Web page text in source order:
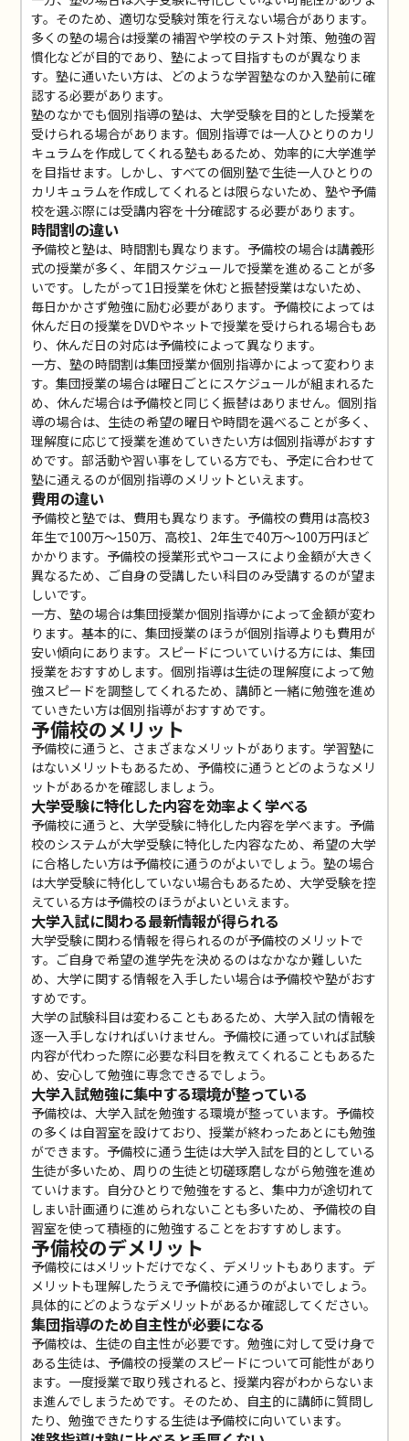
す。そのため、適切な受験対策を行えない場合があります。
多くの塾の場合は授業の補習や学校のテスト対策、勉強の習
慣化などが目的であり、塾によって目指すものが異なりま
す。塾に通いたい方は、どのような学習塾なのか入塾前に確
認する必要があります。
塾のなかでも個別指導の塾は、大学受験を目的とした授業を
受けられる場合があります。個別指導では一人ひとりのカリ
キュラムを作成してくれる塾もあるため、効率的に大学進学
を目指せます。しかし、すべての個別塾で生徒一人ひとりの
カリキュラムを作成してくれるとは限らないため、塾や予備
校を選ぶ際には受講内容を十分確認する必要があります。
時間割の違い
予備校と塾は、時間割も異なります。予備校の場合は講義形
式の授業が多く、年間スケジュールで授業を進めることが多
いです。したがって1日授業を休むと振替授業はないため、
毎日かかさず勉強に励む必要があります。予備校によっては
休んだ日の授業をDVDやネットで授業を受けられる場合もあ
り、休んだ日の対応は予備校によって異なります。
一方、塾の時間割は集団授業か個別指導かによって変わりま
す。集団授業の場合は曜日ごとにスケジュールが組まれるた
め、休んだ場合は予備校と同じく振替はありません。個別指
導の場合は、生徒の希望の曜日や時間を選べることが多く、
理解度に応じて授業を進めていきたい方は個別指導がおすす
めです。部活動や習い事をしている方でも、予定に合わせて
塾に通えるのが個別指導のメリットといえます。
費用の違い
予備校と塾では、費用も異なります。予備校の費用は高校3
年生で100万～150万、高校1、2年生で40万～100万円ほど
かかります。予備校の授業形式やコースにより金額が大きく
異なるため、ご自身の受講したい科目のみ受講するのが望ま
しいです。
一方、塾の場合は集団授業か個別指導かによって金額が変わ
ります。基本的に、集団授業のほうが個別指導よりも費用が
安い傾向にあります。スピードについていける方には、集団
授業をおすすめします。個別指導は生徒の理解度によって勉
強スピードを調整してくれるため、講師と一緒に勉強を進め
ていきたい方は個別指導がおすすめです。
予備校のメリット
予備校に通うと、さまざまなメリットがあります。学習塾に
はないメリットもあるため、予備校に通うとどのようなメリ
ットがあるかを確認しましょう。
大学受験に特化した内容を効率よく学べる
予備校に通うと、大学受験に特化した内容を学べます。予備
校のシステムが大学受験に特化した内容なため、希望の大学
に合格したい方は予備校に通うのがよいでしょう。塾の場合
は大学受験に特化していない場合もあるため、大学受験を控
えている方は予備校のほうがよいといえます。
大学入試に関わる最新情報が得られる
大学受験に関わる情報を得られるのが予備校のメリットで
す。ご自身で希望の進学先を決めるのはなかなか難しいた
め、大学に関する情報を入手したい場合は予備校や塾がおす
すめです。
大学の試験科目は変わることもあるため、大学入試の情報を
逐一入手しなければいけません。予備校に通っていれば試験
内容が代わった際に必要な科目を教えてくれることもあるた
め、安心して勉強に専念できるでしょう。
大学入試勉強に集中する環境が整っている
予備校は、大学入試を勉強する環境が整っています。予備校
の多くは自習室を設けており、授業が終わったあとにも勉強
ができます。予備校に通う生徒は大学入試を目的としている
生徒が多いため、周りの生徒と切磋琢磨しながら勉強を進め
ていけます。自分ひとりで勉強をすると、集中力が途切れて
しまい計画通りに進められないことも多いため、予備校の自
習室を使って積極的に勉強することをおすすめします。
予備校のデメリット
予備校にはメリットだけでなく、デメリットもあります。デ
メリットも理解したうえで予備校に通うのがよいでしょう。
具体的にどのようなデメリットがあるか確認してください。
集団指導のため自主性が必要になる
予備校は、生徒の自主性が必要です。勉強に対して受け身で
ある生徒は、予備校の授業のスピードについて可能性があり
ます。一度授業で取り残されると、授業内容がわからないま
ま進んでしまうためです。そのため、自主的に講師に質問し
たり、勉強できたりする生徒は予備校に向いています。